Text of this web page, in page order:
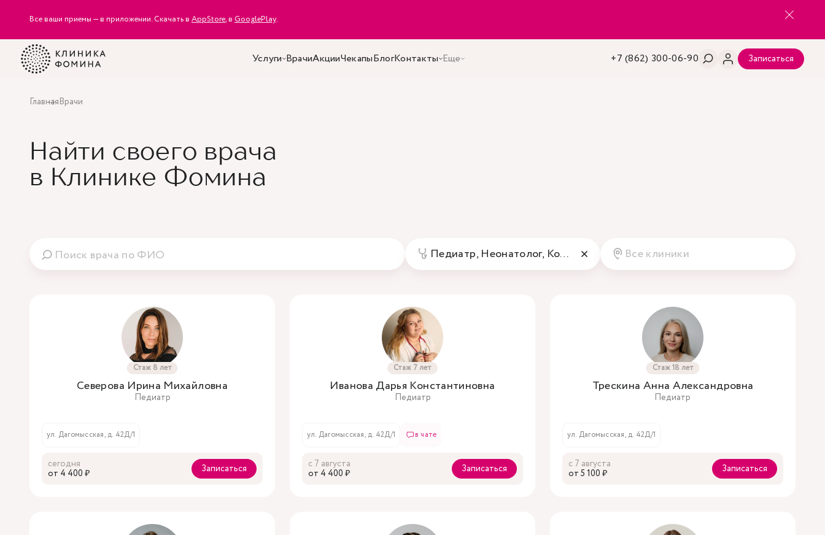
Все ваши приемы — в приложении. Скачать в AppStore, в GooglePlay.
Услуги ВрачиАкцииЧекапыБлогКонтакты Еще +7 (862) 300-06-90 Записаться
ГлавнаяВрачи
Найти своего врача
в Клинике Фомина
Педиатр, Неонатолог, Консультант по грудному вскармливанию Все клиники
Стаж 8 лет
Северова Ирина Михайловна
Педиатр
ул. Дагомысская, д. 42Д/1
сегодня
oт 4 400 ₽
Записаться
Стаж 7 лет
Иванова Дарья Константиновна
Педиатр
ул. Дагомысская, д. 42Д/1 в чате
с 7 августа
oт 4 400 ₽
Записаться
Стаж 18 лет
Трескина Анна Александровна
Педиатр
ул. Дагомысская, д. 42Д/1
с 7 августа
oт 5 100 ₽
Записаться